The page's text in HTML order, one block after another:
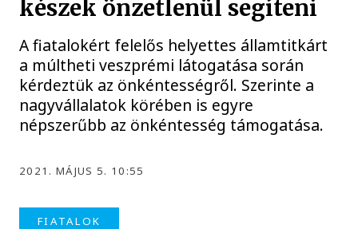
készek önzetlenül segíteni
A fiatalokért felelős helyettes államtitkárt
a múltheti veszprémi látogatása során
kérdeztük az önkéntességről. Szerinte a
nagyvállalatok körében is egyre
népszerűbb az önkéntesség támogatása.
2021. MÁJUS 5. 10:55
FIATALOK